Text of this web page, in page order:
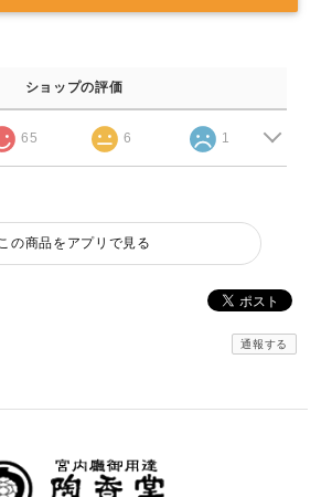
ショップの評価
65 6 1
の商品をアプリで見る
通報する